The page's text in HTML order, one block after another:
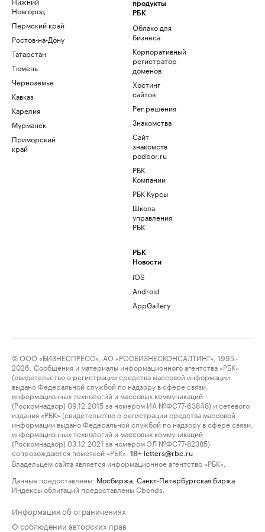
Новгород
Пермский край
Ростов-на-Дону
Татарстан
Тюмень
Черноземье
Кавказ
Карелия
Мурманск
Приморский
край
продукты
РБК
Облако для
бизнеса
Корпоративный
регистратор
доменов
Хостинг
сайтов
Рег.решения
Знакомства
Сайт
знакомств
podbor.ru
РБК
Компании
РБК Курсы
Школа
управления
РБК
РБК
Новости
iOS
Android
AppGallery
© ООО «БИЗНЕСПРЕСС», АО «РОСБИЗНЕСКОНСАЛТИНГ», 1995–
2026. Сообщения и материалы информационного агентства «РБК»
(свидетельство о регистрации средства массовой информации
выдано Федеральной службой по надзору в сфере связи,
информационных технологий и массовых коммуникаций
(Роскомнадзор) 09.12.2015 за номером ИА №ФС77-63848) и сетевого
издания «РБК» (свидетельство о регистрации средства массовой
информации выдано Федеральной службой по надзору в сфере связи,
информационных технологий и массовых коммуникаций
(Роскомнадзор) 03.12.2021 за номером ЭЛ №ФС77-82385)
сопровождаются пометкой «РБК».
18+ letters@rbc.ru
Владельцем сайта является информационное агентство «РБК».
Данные предоставлены: Мосбиржа Санкт-Петербургская биржа
Индексы облигаций предоставлены Cbonds.
Информация об ограничениях
О соблюдении авторских прав